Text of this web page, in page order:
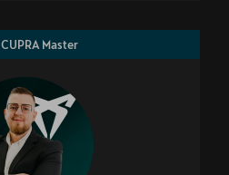
CUPRA Master